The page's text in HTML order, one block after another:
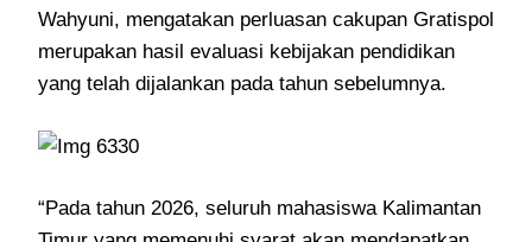
Wahyuni, mengatakan perluasan cakupan Gratispol
merupakan hasil evaluasi kebijakan pendidikan
yang telah dijalankan pada tahun sebelumnya.
“Pada tahun 2026, seluruh mahasiswa Kalimantan